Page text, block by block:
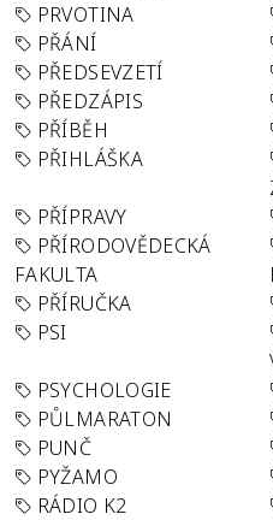
PRVOTINA
PŘÁNÍ
PŘEDSEVZETÍ
PŘEDZÁPIS
PŘÍBĚH
PŘIHLÁŠKA
PŘÍPRAVY
PŘÍRODOVĚDECKÁ
FAKULTA
PŘÍRUČKA
PSI
PSYCHOLOGIE
PŮLMARATON
PUNČ
PYŽAMO
RÁDIO K2